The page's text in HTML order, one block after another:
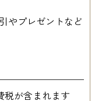
やプレゼントなど
税が含まれます